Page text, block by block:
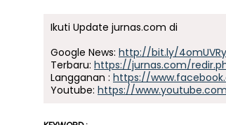
Ikuti Update jurnas.com di
Google News: http://bit.ly/4omUVRy
Terbaru: https://jurnas.com/
Langganan : https://
Youtube: https://